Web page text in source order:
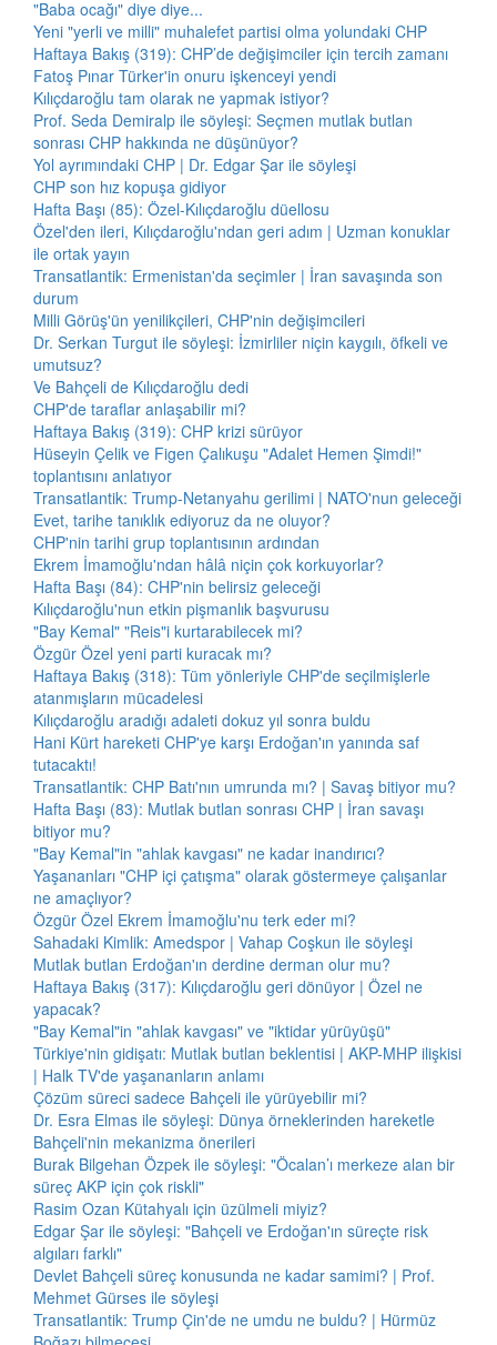
"Baba ocağı" diye diye...
Yeni "yerli ve milli" muhalefet partisi olma yolundaki CHP
Haftaya Bakış (319): CHP’de değişimciler için tercih zamanı
Fatoş Pınar Türker'in onuru işkenceyi yendi
Kılıçdaroğlu tam olarak ne yapmak istiyor?
Prof. Seda Demiralp ile söyleşi: Seçmen mutlak butlan
sonrası CHP hakkında ne düşünüyor?
Yol ayrımındaki CHP | Dr. Edgar Şar ile söyleşi
CHP son hız kopuşa gidiyor
Hafta Başı (85): Özel-Kılıçdaroğlu düellosu
Özel'den ileri, Kılıçdaroğlu'ndan geri adım | Uzman konuklar
ile ortak yayın
Transatlantik: Ermenistan'da seçimler | İran savaşında son
durum
Milli Görüş'ün yenilikçileri, CHP'nin değişimcileri
Dr. Serkan Turgut ile söyleşi: İzmirliler niçin kaygılı, öfkeli ve
umutsuz?
Ve Bahçeli de Kılıçdaroğlu dedi
CHP'de taraflar anlaşabilir mi?
Haftaya Bakış (319): CHP krizi sürüyor
Hüseyin Çelik ve Figen Çalıkuşu "Adalet Hemen Şimdi!"
toplantısını anlatıyor
Transatlantik: Trump-Netanyahu gerilimi | NATO'nun geleceği
Evet, tarihe tanıklık ediyoruz da ne oluyor?
CHP'nin tarihi grup toplantısının ardından
Ekrem İmamoğlu'ndan hâlâ niçin çok korkuyorlar?
Hafta Başı (84): CHP'nin belirsiz geleceği
Kılıçdaroğlu'nun etkin pişmanlık başvurusu
"Bay Kemal" "Reis"i kurtarabilecek mi?
Özgür Özel yeni parti kuracak mı?
Haftaya Bakış (318): Tüm yönleriyle CHP'de seçilmişlerle
atanmışların mücadelesi
Kılıçdaroğlu aradığı adaleti dokuz yıl sonra buldu
Hani Kürt hareketi CHP'ye karşı Erdoğan'ın yanında saf
tutacaktı!
Transatlantik: CHP Batı'nın umrunda mı? | Savaş bitiyor mu?
Hafta Başı (83): Mutlak butlan sonrası CHP | İran savaşı
bitiyor mu?
"Bay Kemal"in "ahlak kavgası" ne kadar inandırıcı?
Yaşananları "CHP içi çatışma" olarak göstermeye çalışanlar
ne amaçlıyor?
Özgür Özel Ekrem İmamoğlu'nu terk eder mi?
Sahadaki Kimlik: Amedspor | Vahap Coşkun ile söyleşi
Mutlak butlan Erdoğan'ın derdine derman olur mu?
Haftaya Bakış (317): Kılıçdaroğlu geri dönüyor | Özel ne
yapacak?
"Bay Kemal"in "ahlak kavgası" ve "iktidar yürüyüşü"
Türkiye'nin gidişatı: Mutlak butlan beklentisi | AKP-MHP ilişkisi
| Halk TV'de yaşananların anlamı
Çözüm süreci sadece Bahçeli ile yürüyebilir mi?
Dr. Esra Elmas ile söyleşi: Dünya örneklerinden hareketle
Bahçeli'nin mekanizma önerileri
Burak Bilgehan Özpek ile söyleşi: "Öcalan’ı merkeze alan bir
süreç AKP için çok riskli"
Rasim Ozan Kütahyalı için üzülmeli miyiz?
Edgar Şar ile söyleşi: "Bahçeli ve Erdoğan'ın süreçte risk
algıları farklı"
Devlet Bahçeli süreç konusunda ne kadar samimi? | Prof.
Mehmet Gürses ile söyleşi
Transatlantik: Trump Çin'de ne umdu ne buldu? | Hürmüz